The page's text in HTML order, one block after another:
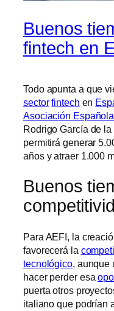
Buenos
fintech en
Todo apunta a que
sector fintech en
Asociación
Rodrigo García de la
permitirá generar
años y atraer 1.000
Buenos
Para AEFI, la
favorecerá la
tecnológico, aunque
hacer perder esa
puerta otros
italiano que podrían